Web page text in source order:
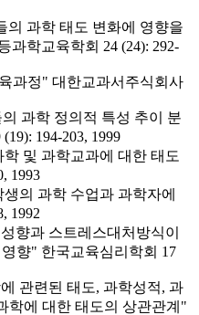
의 과학 태도 변화에 영향을
과학교육학회 24 (24): 292-
과정" 대한교과서주식회사
과학 정의적 특성 추이 분
194-203, 1999
및 과학교과에 대한 태도
1993
의 과학 수업과 과학자에
1992
향과 스트레스대처방식이
향" 한국교육심리학회 17
관련된 태도, 과학성적, 과
학에 대한 태도의 상관관계"